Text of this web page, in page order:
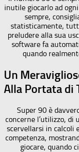
inutile giocarlo ad
sempre,
statisticamente,
preludere alla sua
software fa
quando
Un
Alla Portata di
Super 90 è
concerne l’utilizzo, di
scervellarsi in calcoli
competenza,
giocare, quando